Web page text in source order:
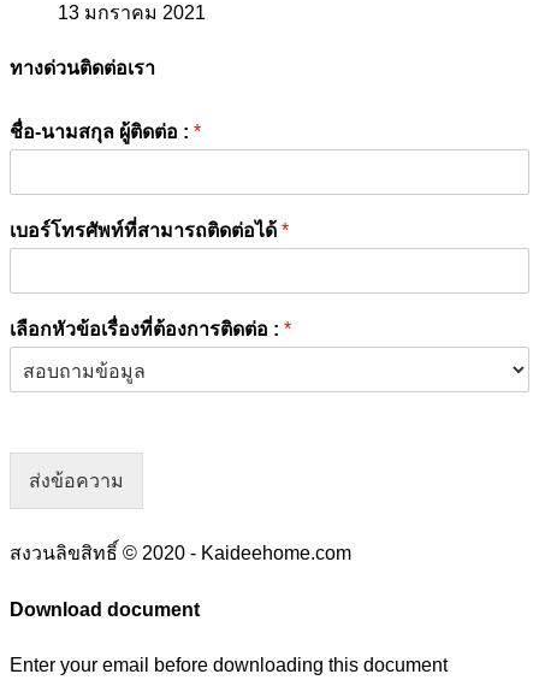
13 มกราคม 2021
ทางด่วนติดต่อเรา
ชื่อ-นามสกุล ผู้ติดต่อ : *
เบอร์โทรศัพท์ที่สามารถติดต่อได้ *
เลือกหัวข้อเรื่องที่ต้องการติดต่อ : *
ส่งข้อความ
สงวนลิขสิทธิ์ © 2020 - Kaideehome.com
Download document
Enter your email before downloading this document